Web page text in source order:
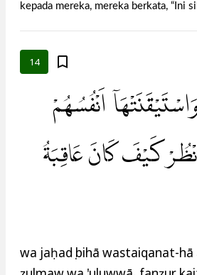
kepada mereka, mereka berkata, “Ini
14
اَنْفُسُهُمْ
كَيْفَ كَانَ عَاقِبَةُ
wa jaḥadụ bihā wastaiqanat-